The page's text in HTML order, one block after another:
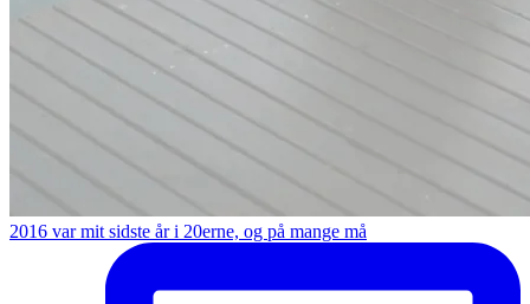
2016 var mit sidste år i 20erne, og på mange må